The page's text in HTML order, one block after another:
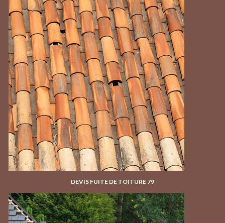
DEVIS FUITE DE TOITURE 79